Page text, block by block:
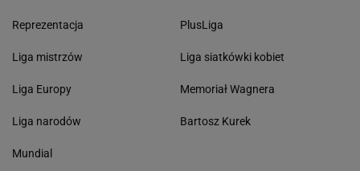
Reprezentacja
Liga mistrzów
Liga Europy
Liga narodów
Mundial
PlusLiga
Liga siatkówki kobiet
Memoriał Wagnera
Bartosz Kurek